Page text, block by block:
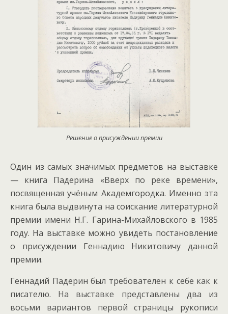
Решение о присуждении премии
Один из самых значимых предметов на выставке
— книга Падерина «Вверх по реке времени»,
посвященная учёным Академгородка. Именно эта
книга была выдвинута на соискание литературной
премии имени Н.Г. Гарина-Михайловского в 1985
году. На выставке можно увидеть постановление
о присуждении Геннадию Никитовичу данной
премии.
Геннадий Падерин был требователен к себе как к
писателю. На выставке представлены два из
восьми вариантов первой страницы рукописи